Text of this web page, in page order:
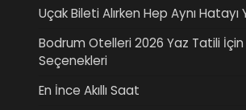
Uçak Bileti Alırken Hep Aynı Hatayı
Bodrum Otelleri 2026 Yaz Tatili
Seçenekleri
En İnce Akıllı Saat